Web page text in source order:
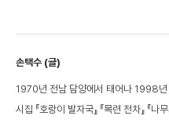
손택수 (글)
1970년 전남 담양에서 태어나 1998년
시집 『호랑이 발자국』 『목련 전차』 『